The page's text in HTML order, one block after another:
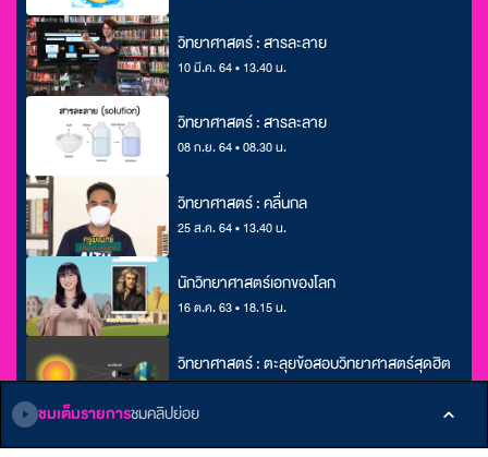
ชมเต็มรายการชมคลิปย่อย
วิทยาศาสตร์ : สารละลาย
10 มี.ค. 64 • 13.40 น.
วิทยาศาสตร์ : สารละลาย
08 ก.ย. 64 • 08.30 น.
วิทยาศาสตร์ : คลื่นกล
25 ส.ค. 64 • 13.40 น.
นักวิทยาศาสตร์เอกของโลก
16 ต.ค. 63 • 18.15 น.
วิทยาศาสตร์ : ตะลุยข้อสอบวิทยาศาสตร์สุดฮิต
10 ก.พ. 64 • 08.00 น.